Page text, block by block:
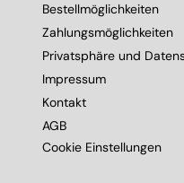
Bestellmöglichkeiten
Zahlungsmöglichkeiten
Privatsphäre und
Impressum
Kontakt
AGB
Cookie Einstellungen